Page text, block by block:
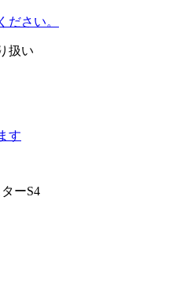
ださい。
扱い
す
ーS4